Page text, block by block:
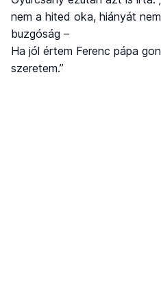
nem a hited oka, hiányát
buzgóság –
Ha jól értem Ferenc pápa
szeretem.”